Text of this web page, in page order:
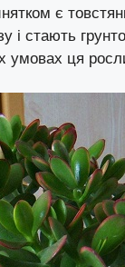
є
і стають
ця